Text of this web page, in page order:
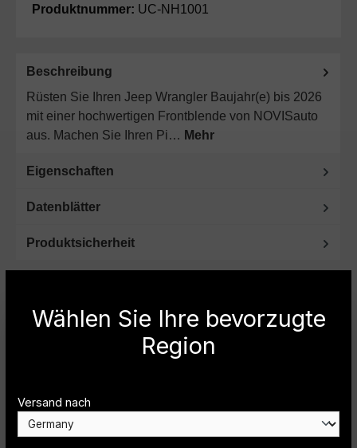
Produktnummer: UC-NH1001
Beschreibung
Rüsten Sie Ihren Jeep Wrangler Baujahr(e) bis 2026
mit einer hochwertigen Frontblende von NOVISauto
aus. Machen Sie Ihren Pi… Mehr
Eigenschaften
Datenblätter
Produktsicherheit
Sie haben noch Fragen oder benötigen
weitere Informationen? Dann rufen Sie uns
Fachberatung unter Telefon
393593oder per E-mail:info@carryboy.de
Wählen Sie Ihre bevorzugte
Region
Versand nach